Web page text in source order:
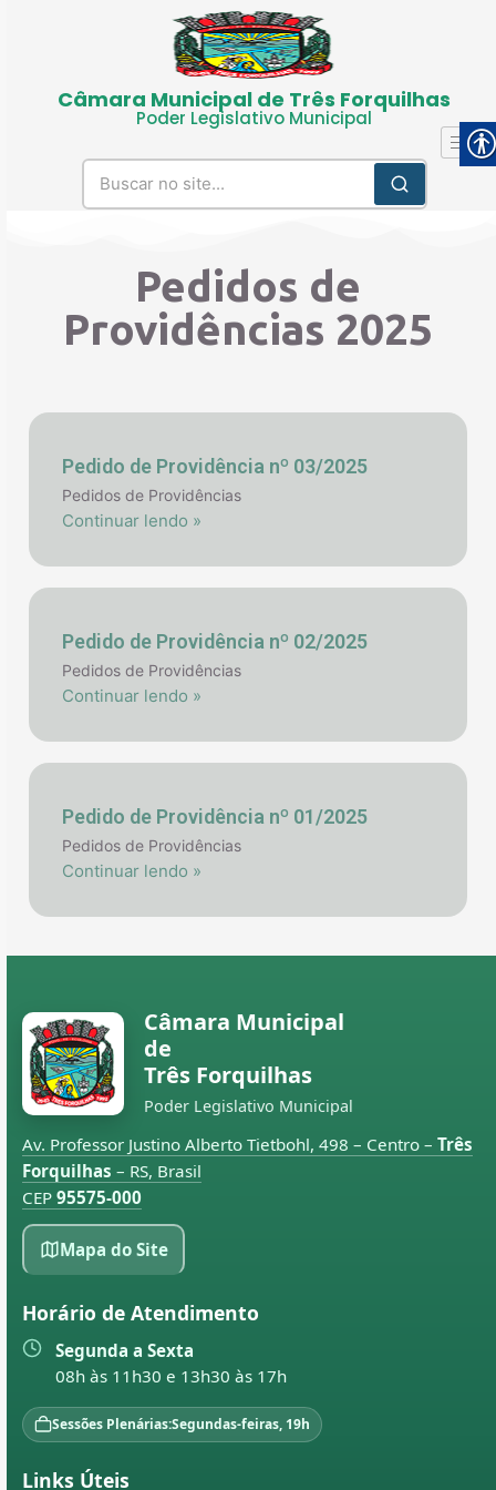
Câmara Municipal de Três Forquilhas
Poder Legislativo Municipal
Pedidos de
Providências 2025
Pedido de Providência nº 03/2025
Pedidos de Providências
Continuar lendo »
Pedido de Providência nº 02/2025
Pedidos de Providências
Continuar lendo »
Pedido de Providência nº 01/2025
Pedidos de Providências
Continuar lendo »
Câmara Municipal
de
Três Forquilhas
Poder Legislativo Municipal
Av. Professor Justino Alberto Tietbohl, 498 – Centro – Três
Forquilhas – RS, Brasil
CEP 95575-000
Mapa do Site
Horário de Atendimento
Segunda a Sexta
08h às 11h30 e 13h30 às 17h
Sessões Plenárias:Segundas-feiras, 19h
Links Úteis